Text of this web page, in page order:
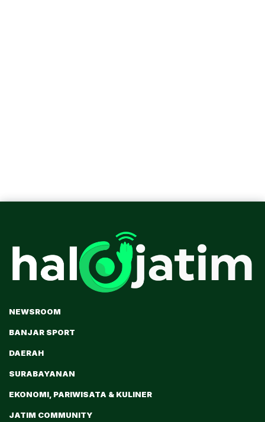
NEWSROOM
BANJAR SPORT
DAERAH
SURABAYANAN
EKONOMI, PARIWISATA & KULINER
JATIM COMMUNITY